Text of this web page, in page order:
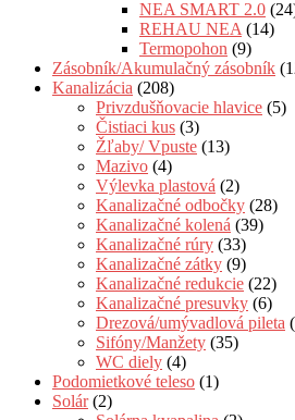
NEA SMART 2.0
REHAU NEA (14)
Termopohon (9)
Zásobník/Akumulačný zásobník
Kanalizácia (208)
Privzdušňovacie hlavice (5)
Čistiaci kus (3)
Žľaby/ Vpuste (13)
Mazivo (4)
Výlevka plastová (2)
Kanalizačné odbočky (28)
Kanalizačné kolená (39)
Kanalizačné rúry (33)
Kanalizačné zátky (9)
Kanalizačné redukcie (22)
Kanalizačné presuvky (6)
Drezová/umývadlová pileta
Sifóny/Manžety (35)
WC diely (4)
Podomietkové teleso (1)
Solár (2)